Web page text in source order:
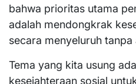
bahwa prioritas utama
adalah mendongkrak
secara menyeluruh
Tema yang kita usung
kesejahteraan sosial